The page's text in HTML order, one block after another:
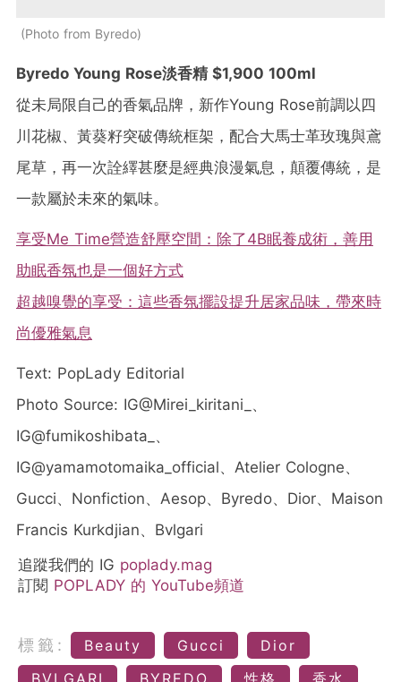
Photo from Byredo
Byredo Young Rose淡香精 $1,900 100ml
從未局限自己的香氣品牌，新作Young Rose前調以四
川花椒、黃葵籽突破傳統框架，配合大馬士革玫瑰與鳶
尾草，再一次詮繹甚麼是經典浪漫氣息，顛覆傳統，是
一款屬於未來的氣味。
享受Me Time營造舒壓空間：除了4B眠養成術，善用
助眠香氛也是一個好方式
超越嗅覺的享受：這些香氛擺設提升居家品味，帶來時
尚優雅氣息
Text: PopLady Editorial
Photo Source: IG@Mirei_kiritani_、
IG@fumikoshibata_、
IG@yamamotomaika_official、Atelier Cologne、
Gucci、Nonfiction、Aesop、Byredo、Dior、Maison
Francis Kurkdjian、Bvlgari
追蹤我們的 IG poplady.mag
訂閱 POPLADY 的 YouTube頻道
標籤: Beauty Gucci
Dior